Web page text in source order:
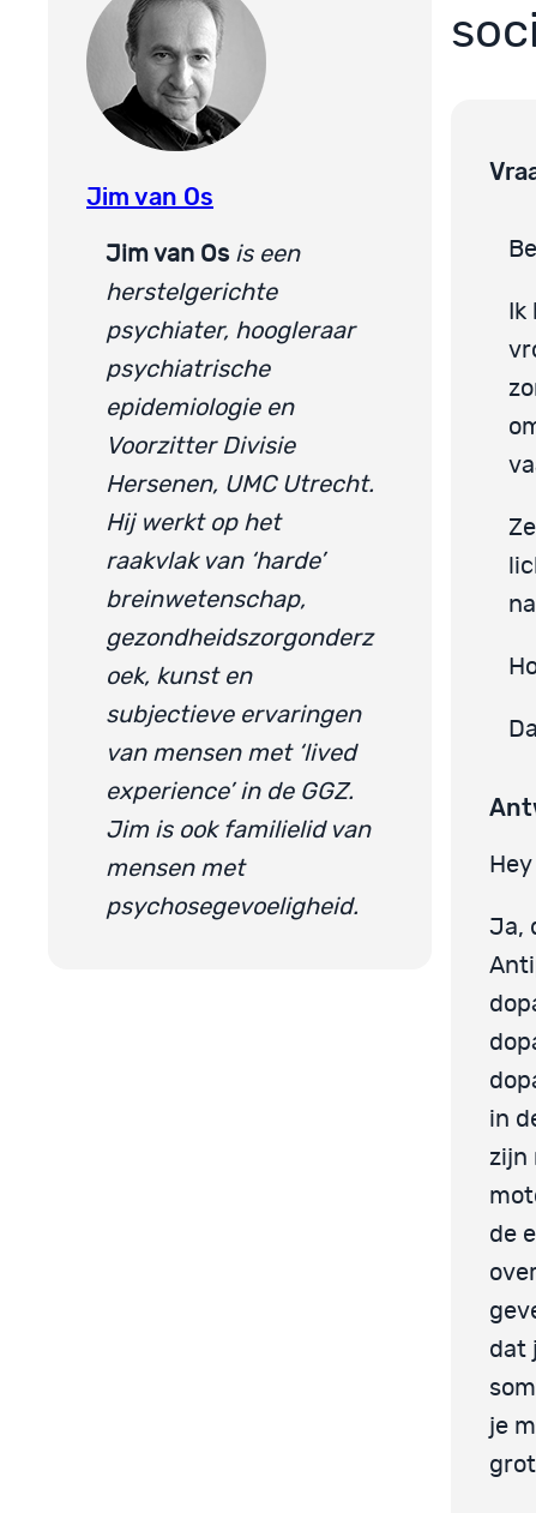
Jim van Os
Jim van Os is een
herstelgerichte
psychiater, hoogleraar
psychiatrische
epidemiologie en
Voorzitter Divisie
Hersenen, UMC Utrecht.
Hij werkt op het
raakvlak van ‘harde’
breinwetenschap,
gezondheidszorgonderz
oek, kunst en
subjectieve ervaringen
van mensen met ‘lived
experience’ in de GGZ.
Jim is ook familielid van
mensen met
psychosegevoeligheid.
Ja,
in
zijn
de
dat
je